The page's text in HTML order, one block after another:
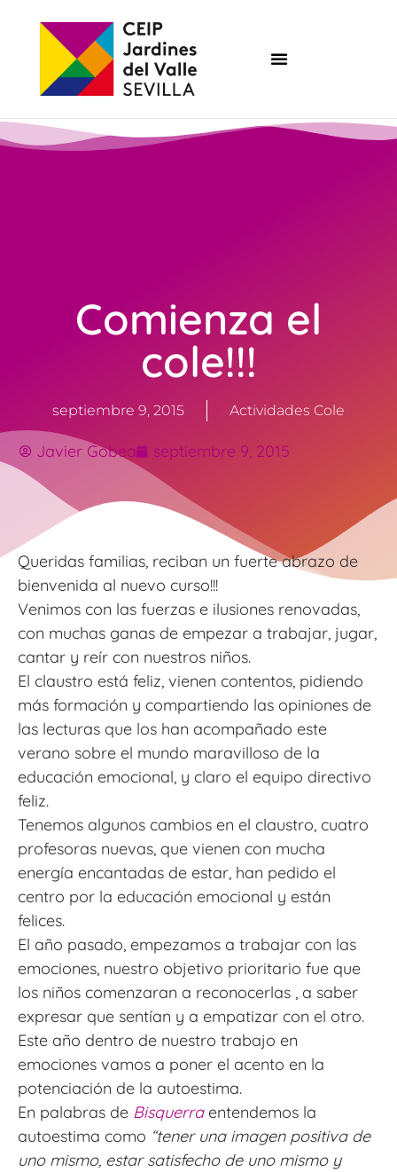
Comienza el
cole!!!
septiembre 9, 2015 Actividades Cole
Javier Gobea septiembre 9, 2015
Queridas familias, reciban un fuerte abrazo de
bienvenida al nuevo curso!!!
Venimos con las fuerzas e ilusiones renovadas,
con muchas ganas de empezar a trabajar, jugar,
cantar y reír con nuestros niños.
El claustro está feliz, vienen contentos, pidiendo
más formación y compartiendo las opiniones de
las lecturas que los han acompañado este
verano sobre el mundo maravilloso de la
educación emocional, y claro el equipo directivo
feliz.
Tenemos algunos cambios en el claustro, cuatro
profesoras nuevas, que vienen con mucha
energía encantadas de estar, han pedido el
centro por la educación emocional y están
felices.
El año pasado, empezamos a trabajar con las
emociones, nuestro objetivo prioritario fue que
los niños comenzaran a reconocerlas , a saber
expresar que sentían y a empatizar con el otro.
Este año dentro de nuestro trabajo en
emociones vamos a poner el acento en la
potenciación de la autoestima.
En palabras de Bisquerraentendemos la
autoestima como “tener una imagen positiva de
uno mismo, estar satisfecho de uno mismo y